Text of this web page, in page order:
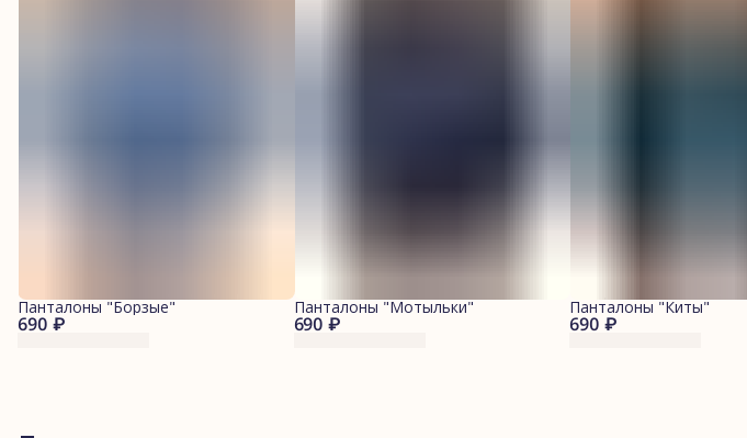
690 ₽
Панталоны "Борзые"
690 ₽
Панталоны "Мотыльки"
690 ₽
Панталоны "Киты"